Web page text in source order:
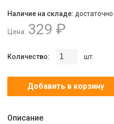
Наличие на складе: достаточно
Цена: 329 ₽
Количество: шт.
Добавить в корзину
Описание